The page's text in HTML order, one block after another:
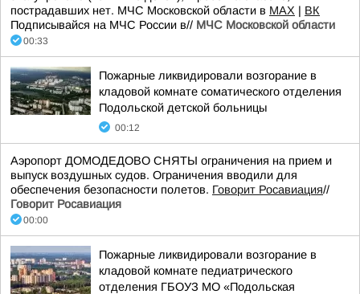
пострадавших нет. МЧС Московской области в MAX | ВК
Подписывайся на МЧС России в// МЧС Московской области
00:33
Пожарные ликвидировали возгорание в
кладовой комнате соматического отделения
Подольской детской больницы
00:12
Аэропорт ДОМОДЕДОВО СНЯТЫ ограничения на прием и
выпуск воздушных судов. Ограничения вводили для
обеспечения безопасности полетов. Говорит Росавиация//
Говорит Росавиация
00:00
Пожарные ликвидировали возгорание в
кладовой комнате педиатрического
отделения ГБОУЗ МО «Подольская